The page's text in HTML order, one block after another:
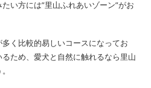
い方には”里山ふれあいゾーン”がお
く比較的易しいコースになってお
ため、愛犬と自然に触れるなら里山